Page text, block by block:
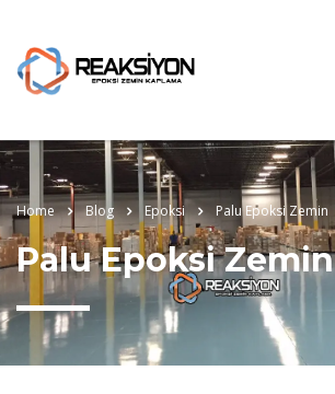
Home Blog Epoksi Palu Epoksi Zemin
Palu Epoksi Zemin